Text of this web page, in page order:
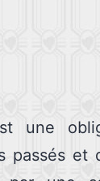
une
passés